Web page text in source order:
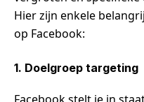
Hier zijn enkele
op Facebook:
1. Doelgroep targeting